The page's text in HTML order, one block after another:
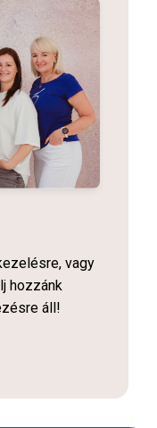
vagy
hozzánk
áll!